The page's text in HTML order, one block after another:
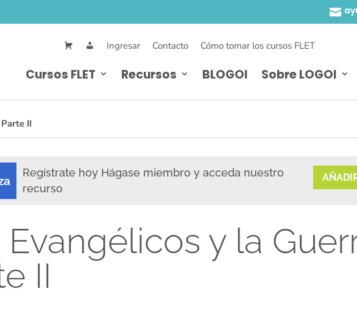

Ingresar Contacto Cómo tomar los cursos FLET
Cursos FLET Recursos BLOGOI Sobre LOGOI
II
Regístrate hoy Hágase miembro y acceda nuestro
recurso
Evangélicos y la
II